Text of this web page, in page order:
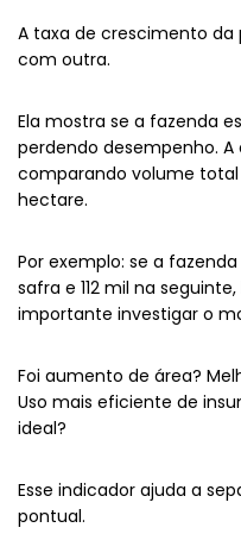
A taxa de crescimento
com outra.
Ela mostra se a fazenda
perdendo desempenho.
comparando volume
hectare.
Por exemplo: se a
safra e 112 mil na
importante investigar o
Foi aumento de área?
Uso mais eficiente de
ideal?
Esse indicador ajuda a
pontual.